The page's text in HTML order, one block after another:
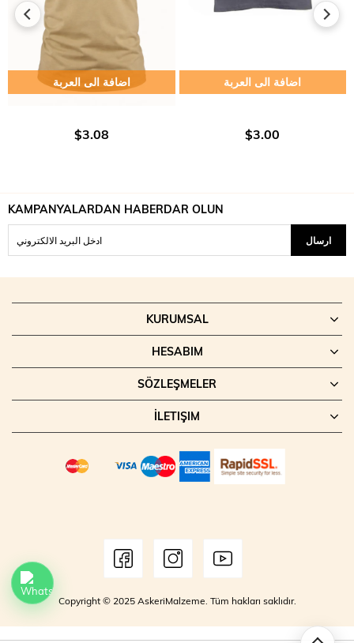
اضافة الى العربة
$3.08
اضافة الى العربة
$3.00
KAMPANYALARDAN HABERDAR OLUN
ارسال
KURUMSAL
HESABIM
SÖZLEŞMELER
İLETIŞIM
Copyright © 2025 AskeriMalzeme. Tüm hakları saklıdır.